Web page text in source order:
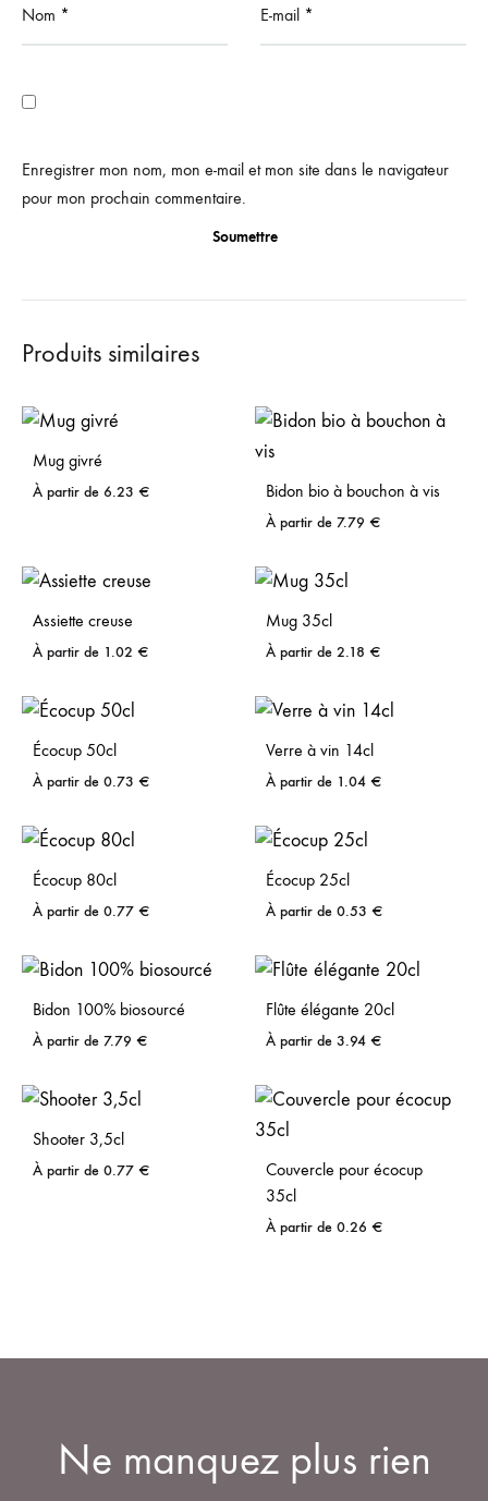
Nom * E-mail *
Enregistrer mon nom, mon e-mail et mon site dans le navigateur
pour mon prochain commentaire.
Produits similaires
Mug givré
À partir de 6.23 € Bidon bio à bouchon à vis
À partir de 7.79 €
Assiette creuse
À partir de 1.02 €
Mug 35cl
À partir de 2.18 €
Écocup 50cl
À partir de 0.73 €
Verre à vin 14cl
À partir de 1.04 €
Écocup 80cl
À partir de 0.77 €
Écocup 25cl
À partir de 0.53 €
Bidon 100% biosourcé
À partir de 7.79 €
Flûte élégante 20cl
À partir de 3.94 €
Shooter 3,5cl
À partir de 0.77 €
Couvercle pour écocup
35cl
À partir de 0.26 €
Ne manquez plus rien